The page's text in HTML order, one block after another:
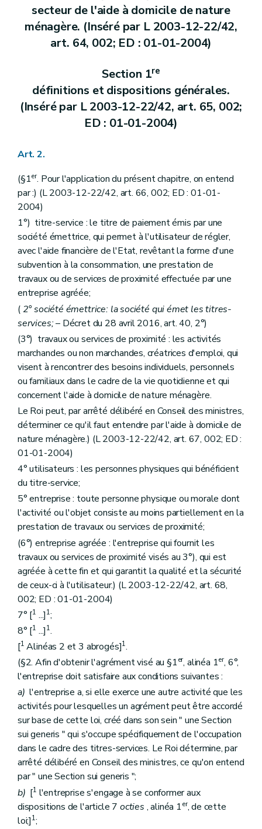
secteur de l'aide à domicile de nature
ménagère. (Inséré par L 2003-12-22/42,
art. 64, 002; ED : 01-01-2004)
Section 1re
définitions et dispositions générales.
(Inséré par L 2003-12-22/42, art. 65, 002;
ED : 01-01-2004)
Art. 2.
(§1er. Pour l'application du présent chapitre, on entend
par :) (L 2003-12-22/42, art. 66, 002; ED : 01-01-
2004)
1°) titre-service : le titre de paiement émis par une
société émettrice, qui permet à l'utilisateur de régler,
avec l'aide financière de l'Etat, revêtant la forme d'une
subvention à la consommation, une prestation de
travaux ou de services de proximité effectuée par une
entreprise agréée;
( 2° société émettrice: la société qui émet les titres-
services;– Décret du 28 avril 2016, art. 40, 2°)
(3°) travaux ou services de proximité : les activités
marchandes ou non marchandes, créatrices d'emploi, qui
visent à rencontrer des besoins individuels, personnels
ou familiaux dans le cadre de la vie quotidienne et qui
concernent l'aide à domicile de nature ménagère.
Le Roi peut, par arrêté délibéré en Conseil des ministres,
déterminer ce qu'il faut entendre par l'aide à domicile de
nature ménagère.) (L 2003-12-22/42, art. 67, 002; ED :
01-01-2004)
4° utilisateurs : les personnes physiques qui bénéficient
du titre-service;
5° entreprise : toute personne physique ou morale dont
l'activité ou l'objet consiste au moins partiellement en la
prestation de travaux ou services de proximité;
(6°) entreprise agréée : l'entreprise qui fournit les
travaux ou services de proximité visés au 3°), qui est
agréée à cette fin et qui garantit la qualité et la sécurité
de ceux-ci à l'utilisateur.) (L 2003-12-22/42, art. 68,
002; ED : 01-01-2004)
7° [1 ...]1;
8° [1 ...]1.
[1 Alinéas 2 et 3 abrogés]1.
(§2. Afin d'obtenir l'agrément visé au §1er, alinéa 1er, 6°,
l'entreprise doit satisfaire aux conditions suivantes :
a) l'entreprise a, si elle exerce une autre activité que les
activités pour lesquelles un agrément peut être accordé
sur base de cette loi, créé dans son sein " une Section
sui generis " qui s'occupe spécifiquement de l'occupation
dans le cadre des titres-services. Le Roi détermine, par
arrêté délibéré en Conseil des ministres, ce qu'on entend
par " une Section sui generis ";
b) [1 l'entreprise s'engage à se conformer aux
dispositions de l'article 7 octies , alinéa 1er, de cette
loi;]1;